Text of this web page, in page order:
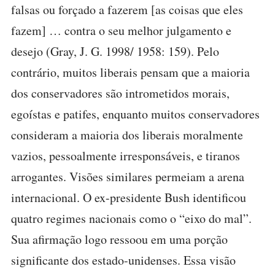
falsas ou forçado a fazerem [as coisas que eles
fazem] … contra o seu melhor julgamento e
desejo (Gray, J. G. 1998/ 1958: 159). Pelo
contrário, muitos liberais pensam que a maioria
dos conservadores são intrometidos morais,
egoístas e patifes, enquanto muitos conservadores
consideram a maioria dos liberais moralmente
vazios, pessoalmente irresponsáveis, e tiranos
arrogantes. Visões similares permeiam a arena
internacional. O ex-presidente Bush identificou
quatro regimes nacionais como o “eixo do mal”.
Sua afirmação logo ressoou em uma porção
significante dos estado-unidenses. Essa visão